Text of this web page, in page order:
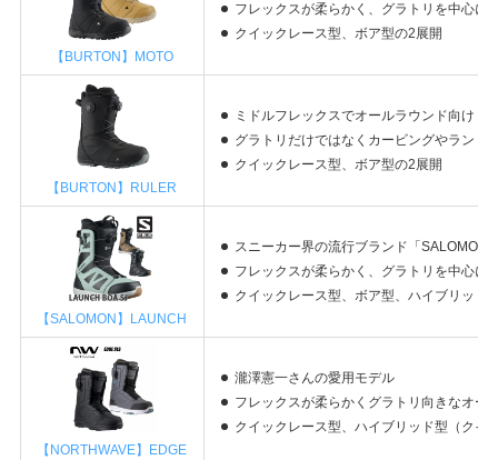
【BURTON】MOTO
フレックスが柔らかく、グラトリを中心に
クイックレース型、ボア型の2展開
【BURTON】RULER
ミドルフレックスでオールラウンド向け
グラトリだけではなくカービングやラント
クイックレース型、ボア型の2展開
【SALOMON】LAUNCH
スニーカー界の流行ブランド「SALOMON
フレックスが柔らかく、グラトリを中心に
クイックレース型、ボア型、ハイブリッド
【NORTHWAVE】EDGE
瀧澤憲一さんの愛用モデル
フレックスが柔らかくグラトリ向きなオー
クイックレース型、ハイブリッド型（クイ